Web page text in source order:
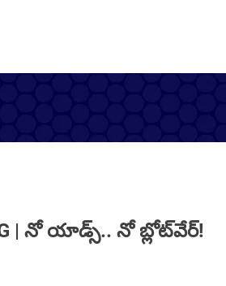
| నో యాడ్స్.. నో బ్లోట్‌వేర్!